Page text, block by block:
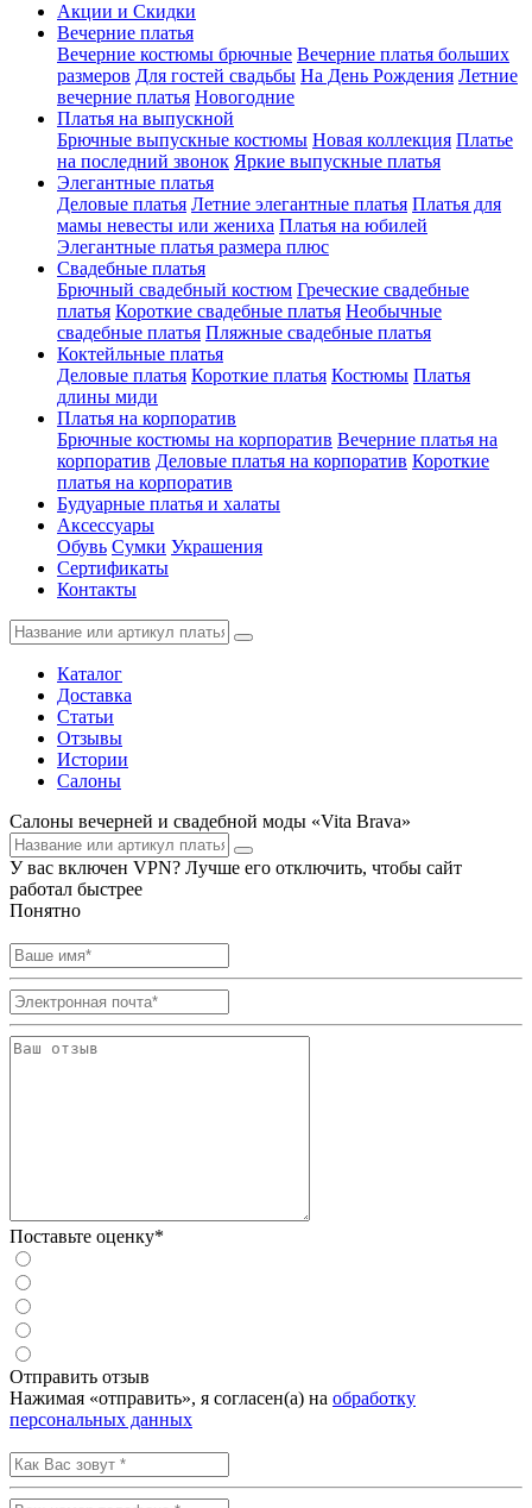
Акции и Скидки
Вечерние платья
Вечерние костюмы брючные Вечерние платья больших
размеров Для гостей свадьбы На День Рождения Летние
вечерние платья Новогодние
Платья на выпускной
Брючные выпускные костюмы Новая коллекция Платье
на последний звонок Яркие выпускные платья
Элегантные платья
Деловые платья Летние элегантные платья Платья для
мамы невесты или жениха Платья на юбилей
Элегантные платья размера плюс
Свадебные платья
Брючный свадебный костюм Греческие свадебные
платья Короткие свадебные платья Необычные
свадебные платья Пляжные свадебные платья
Коктейльные платья
Деловые платья Короткие платья Костюмы Платья
длины миди
Платья на корпоратив
Брючные костюмы на корпоратив Вечерние платья на
корпоратив Деловые платья на корпоратив Короткие
платья на корпоратив
Будуарные платья и халаты
Аксессуары
Обувь Сумки Украшения
Сертификаты
Контакты
Каталог
Доставка
Статьи
Отзывы
Истории
Салоны
Салоны вечерней и свадебной моды «Vita Brava»
У вас включен VPN? Лучше его отключить, чтобы сайт
работал быстрее
Понятно
Поставьте оценку*
Отправить отзыв
Нажимая «отправить», я согласен(а) на обработку
персональных данных